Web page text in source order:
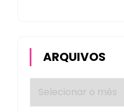
ARQUIVOS